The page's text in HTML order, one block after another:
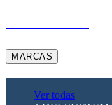
MARCAS
Ver todas